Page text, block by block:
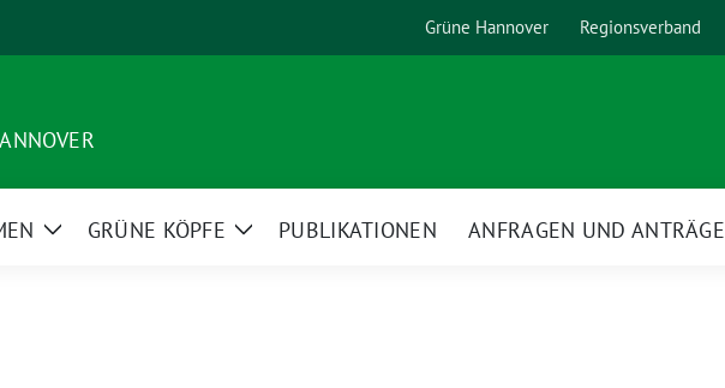
Grüne Hannover Regionsverband
ZeigeGRÜNE KÖPFE
ZeigePUBLIKATIONEN ANFRAGEN UND ANTRÄGE